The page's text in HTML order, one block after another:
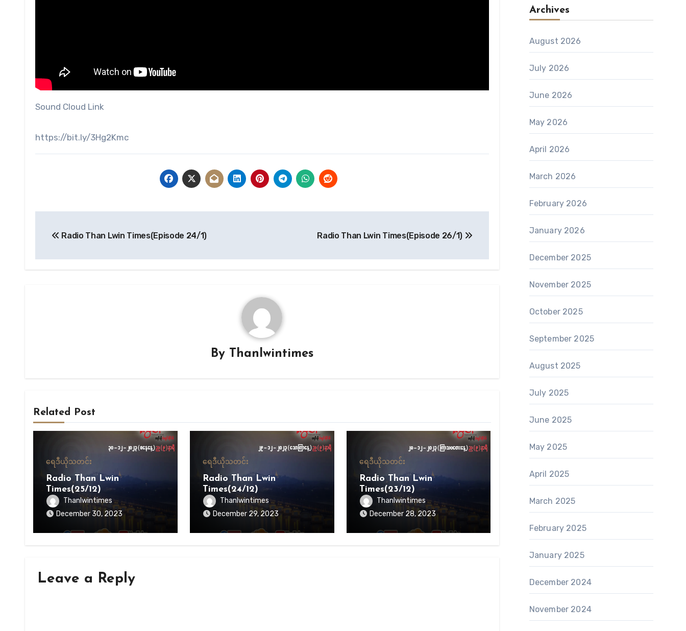
Sound Cloud Link
https://bit.ly/3Hg2Kmc
navigation
Radio Than Lwin Times(Episode 24/1) Radio Than Lwin Times(Episode 26/1)
By Thanlwintimes
Related Post
ရေဒီယိုသတင်း
Radio Than Lwin
Times(25/12)
Thanlwintimes
December 30, 2023
ရေဒီယိုသတင်း
Radio Than Lwin
Times(24/12)
Thanlwintimes
December 29, 2023
ရေဒီယိုသတင်း
Radio Than Lwin
Times(23/12)
Thanlwintimes
December 28, 2023
Leave a Reply
Archives
August 2026
July 2026
June 2026
May 2026
April 2026
March 2026
February 2026
January 2026
December 2025
November 2025
October 2025
September 2025
August 2025
July 2025
June 2025
May 2025
April 2025
March 2025
February 2025
January 2025
December 2024
November 2024